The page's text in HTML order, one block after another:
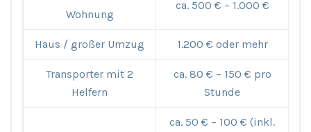
Wohnung
ca. 500 € – 1.000 €
Haus / großer Umzug 1.200 € oder mehr
Transporter mit 2
Helfern
ca. 80 € – 150 € pro
Stunde
ca. 50 € – 100 € (inkl.